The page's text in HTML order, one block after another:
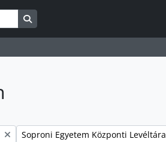
Search in browse page
Remove filter:
Soproni Egyetem Központi Levéltára